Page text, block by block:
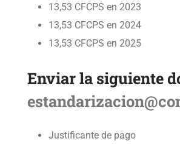
13,53 CFCPS en 2023
13,53 CFCPS en 2024
13,53 CFCPS en 2025
Enviar la siguiente
Justificante de pago